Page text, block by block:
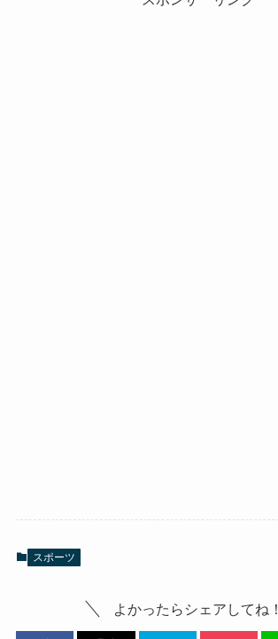
スポーツ
よかったらシェアしてね！